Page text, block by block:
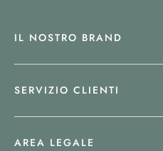
IL NOSTRO BRAND
SERVIZIO CLIENTI
AREA LEGALE